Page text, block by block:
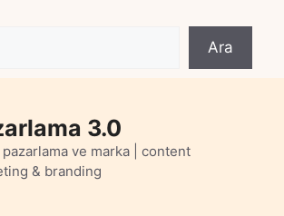
Ara
3.0
ve marka | content
& branding